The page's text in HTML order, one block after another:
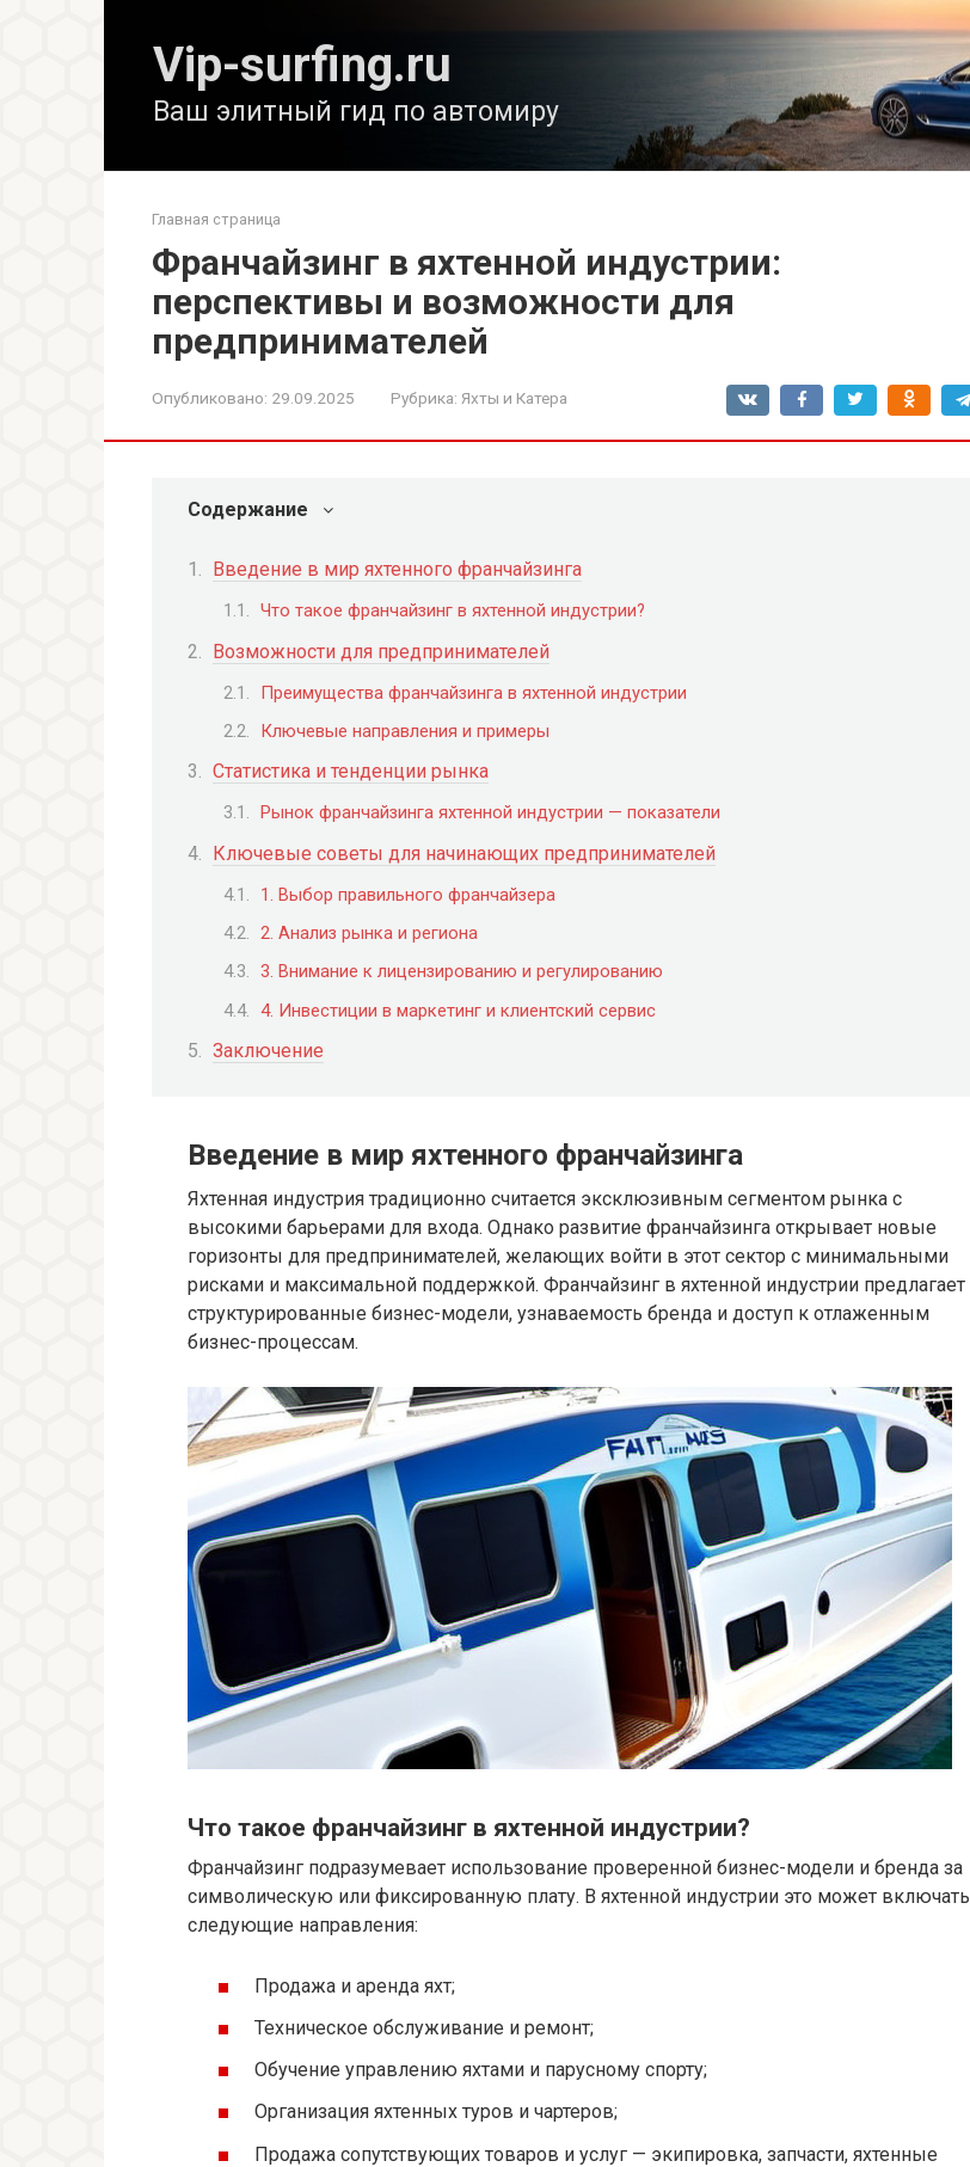
Vip-surfing.ru
Ваш элитный гид по автомиру
Главная страница
Франчайзинг в яхтенной индустрии:
перспективы и возможности для
предпринимателей
Опубликовано: 29.09.2025 Рубрика: Яхты и Катера
Содержание
Введение в мир яхтенного франчайзинга
Что такое франчайзинг в яхтенной индустрии?
Возможности для предпринимателей
Преимущества франчайзинга в яхтенной индустрии
Ключевые направления и примеры
Статистика и тенденции рынка
Рынок франчайзинга яхтенной индустрии — показатели
Ключевые советы для начинающих предпринимателей
1. Выбор правильного франчайзера
2. Анализ рынка и региона
3. Внимание к лицензированию и регулированию
4. Инвестиции в маркетинг и клиентский сервис
Заключение
Введение в мир яхтенного франчайзинга
Яхтенная индустрия традиционно считается эксклюзивным сегментом рынка с
высокими барьерами для входа. Однако развитие франчайзинга открывает новые
горизонты для предпринимателей, желающих войти в этот сектор с минимальными
рисками и максимальной поддержкой. Франчайзинг в яхтенной индустрии предлагает
структурированные бизнес-модели, узнаваемость бренда и доступ к отлаженным
бизнес-процессам.
Что такое франчайзинг в яхтенной индустрии?
Франчайзинг подразумевает использование проверенной бизнес-модели и бренда за
символическую или фиксированную плату. В яхтенной индустрии это может включать
следующие направления:
Продажа и аренда яхт;
Техническое обслуживание и ремонт;
Обучение управлению яхтами и парусному спорту;
Организация яхтенных туров и чартеров;
Продажа сопутствующих товаров и услуг — экипировка, запчасти, яхтенные